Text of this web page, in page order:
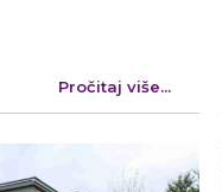
Pročitaj više...